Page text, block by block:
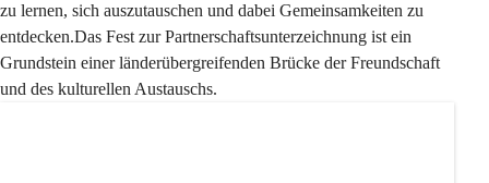
zu lernen, sich auszutauschen und dabei Gemeinsamkeiten zu
entdecken.Das Fest zur Partnerschaftsunterzeichnung ist ein
Grundstein einer länderübergreifenden Brücke der Freundschaft
und des kulturellen Austauschs.